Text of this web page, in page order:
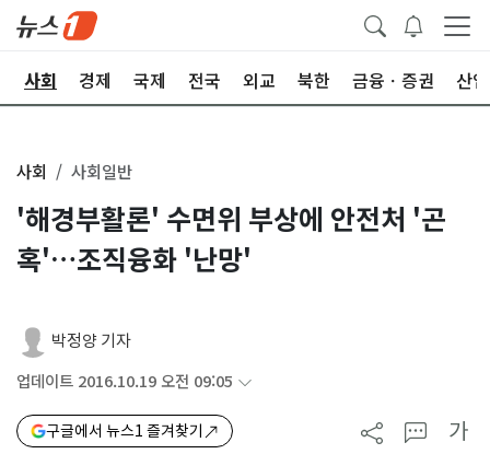
사회 경제 국제 전국 외교 북한 금융ㆍ증권 산업
사회 사회일반
'해경부활론' 수면위 부상에 안전처 '곤
혹'…조직융화 '난망'
박정양 기자
업데이트 2016.10.19 오전 09:05
구글에서 뉴스1 즐겨찾기 가